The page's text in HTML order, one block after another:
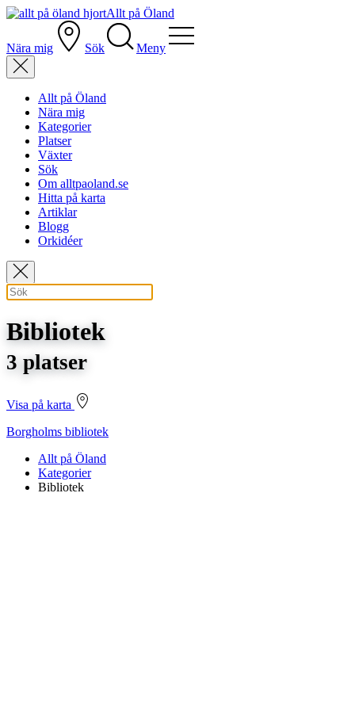
Allt på Öland
Nära mig Sök Meny
Allt på Öland
Nära mig
Kategorier
Platser
Växter
Sök
Om alltpaoland.se
Hitta på karta
Artiklar
Blogg
Orkidéer
Bibliotek
3 platser
Visa på karta
Borgholms bibliotek
Allt på Öland
Kategorier
Bibliotek